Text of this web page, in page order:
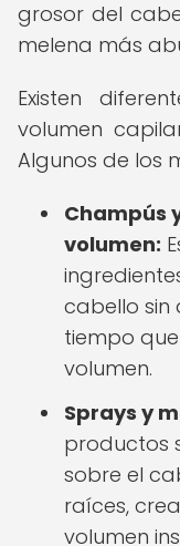
grosor del
melena más
Existen
volumen
Algunos de los
Champús
volumen:
cabello sin
tiempo
volumen.
Sprays y
productos
sobre el
raíces,
volumen